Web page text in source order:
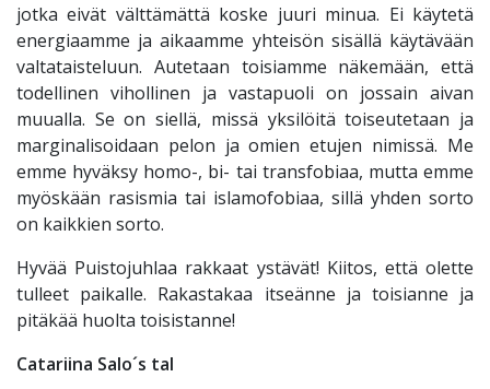
jotka eivät välttämättä koske juuri minua. Ei käytetä
energiaamme ja aikaamme yhteisön sisällä käytävään
valtataisteluun. Autetaan toisiamme näkemään, että
todellinen vihollinen ja vastapuoli on jossain aivan
muualla. Se on siellä, missä yksilöitä toiseutetaan ja
marginalisoidaan pelon ja omien etujen nimissä. Me
emme hyväksy homo-, bi- tai transfobiaa, mutta emme
myöskään rasismia tai islamofobiaa, sillä yhden sorto
on kaikkien sorto.
Hyvää Puistojuhlaa rakkaat ystävät! Kiitos, että olette
tulleet paikalle. Rakastakaa itseänne ja toisianne ja
pitäkää huolta toisistanne!
Catariina Salo´s tal